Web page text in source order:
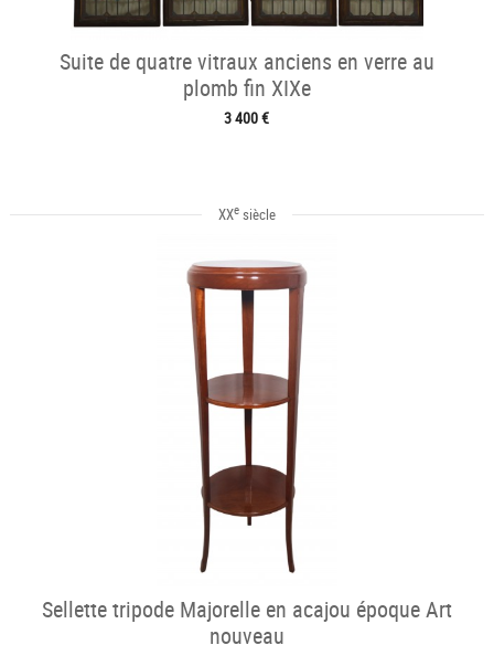
Suite de quatre vitraux anciens en verre au
plomb fin XIXe
3 400 €
XXesiècle
Sellette tripode Majorelle en acajou époque Art
nouveau